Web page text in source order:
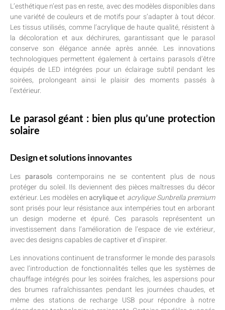
L’esthétique n’est pas en reste, avec des modèles disponibles dans
une variété de couleurs et de motifs pour s’adapter à tout décor.
Les tissus utilisés, comme l’acrylique de haute qualité, résistent à
la décoloration et aux déchirures, garantissant que le parasol
conserve son élégance année après année. Les innovations
technologiques permettent également à certains parasols d’être
équipés de LED intégrées pour un éclairage subtil pendant les
soirées, prolongeant ainsi le plaisir des moments passés à
l’extérieur.
Le parasol géant : bien plus qu’une protection
solaire
Design et solutions innovantes
Les parasolscontemporains ne se contentent plus de nous
protéger du soleil. Ils deviennent des pièces maîtresses du décor
extérieur. Les modèles en acryliqueet acrylique Sunbrella premium
sont prisés pour leur résistance aux intempéries tout en arborant
un design moderne et épuré. Ces parasols représentent un
investissement dans l’amélioration de l’espace de vie extérieur,
avec des designs capables de captiver et d’inspirer.
Les innovations continuent de transformer le monde des parasols
avec l’introduction de fonctionnalités telles que les systèmes de
chauffage intégrés pour les soirées fraîches, les aspersions pour
des brumes rafraîchissantes pendant les journées chaudes, et
même des stations de recharge USB pour répondre à notre